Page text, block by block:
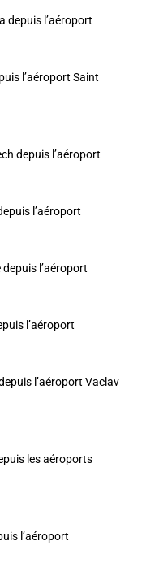
depuis l’aéroport
l’aéroport Saint
depuis l’aéroport
l’aéroport
l’aéroport
l’aéroport
l’aéroport Vaclav
les aéroports
l’aéroport